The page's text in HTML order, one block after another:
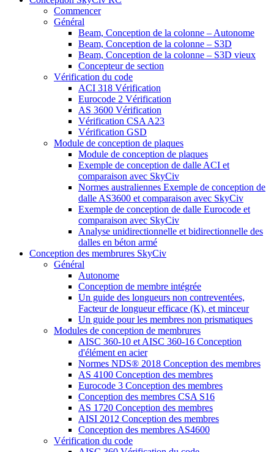
Commencer
Général
Beam, Conception de la colonne – Autonome
Beam, Conception de la colonne – S3D
Beam, Conception de la colonne – S3D vieux
Concepteur de section
Vérification du code
ACI 318 Vérification
Eurocode 2 Vérification
AS 3600 Vérification
Vérification CSA A23
Vérification GSD
Module de conception de plaques
Module de conception de plaques
Exemple de conception de dalle ACI et
comparaison avec SkyCiv
Normes australiennes Exemple de conception de
dalle AS3600 et comparaison avec SkyCiv
Exemple de conception de dalle Eurocode et
comparaison avec SkyCiv
Analyse unidirectionnelle et bidirectionnelle des
dalles en béton armé
Conception des membrures SkyCiv
Général
Autonome
Conception de membre intégrée
Un guide des longueurs non contreventées,
Facteur de longueur efficace (K), et minceur
Un guide pour les membres non prismatiques
Modules de conception de membrures
AISC 360-10 et AISC 360-16 Conception
d'élément en acier
Normes NDS® 2018 Conception des membres
AS 4100 Conception des membres
Eurocode 3 Conception des membres
Conception des membres CSA S16
AS 1720 Conception des membres
AISI 2012 Conception des membres
Conception des membres AS4600
Vérification du code